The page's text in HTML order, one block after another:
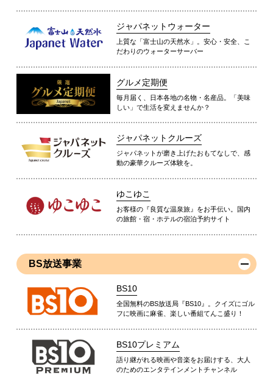
ジャパネットウォーター
上質な「富士山の天然水」。安心・安全、こ
だわりのウォーターサーバー
グルメ定期便
毎月届く、日本各地の名物・名産品。「美味
しい」で生活を変えませんか？
ジャパネットクルーズ
ジャパネットが磨き上げたおもてなしで、感
動の豪華クルーズ体験を。
ゆこゆこ
お客様の『良質な温泉旅』をお手伝い。国内
の旅館・宿・ホテルの宿泊予約サイト
BS放送事業
BS10
全国無料のBS放送局『BS10』。クイズにゴル
フに映画に麻雀、楽しい番組てんこ盛り！
BS10プレミアム
語り継がれる映画や音楽をお届けする、大人
のためのエンタテインメントチャンネル